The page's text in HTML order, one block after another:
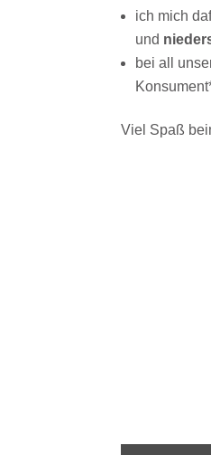
ich mich
und
bei all
Viel Spaß